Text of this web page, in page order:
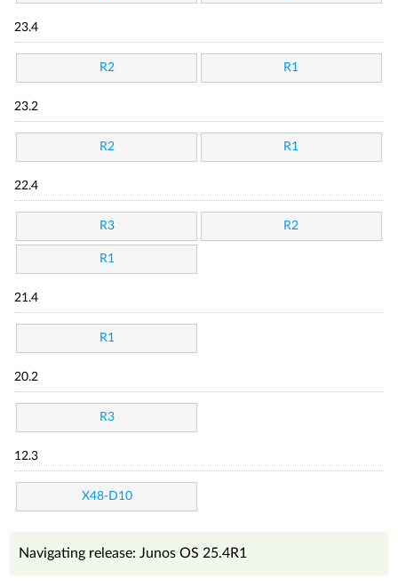
23.4
R2 R1
23.2
R2 R1
22.4
R3 R2
R1
21.4
R1
20.2
R3
12.3
X48-D10
Navigating release: Junos OS 25.4R1